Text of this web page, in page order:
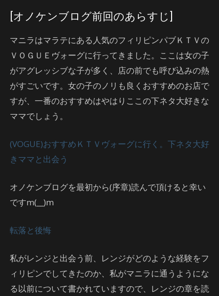
[オノケンブログ前回のあらすじ]
マニラはマラテにある人気のフィリピンパブＫＴＶの
ＶＯＧＵＥヴォーグに行ってきました。ここは女の子
がアグレッシブな子が多く、店の前でも呼び込みの熱
がすごいです。女の子のノリも良くおすすめのお店で
すが、一番のおすすめはやはりここの下ネタ大好きな
ママでしょう。
(VOGUE)おすすめＫＴＶヴォーグに行く。下ネタ大好
きママと出会う
オノケンブログを最初から(序章)読んで頂けると幸い
ですm(__)m
転落と後悔
私がレンジと出会う前、レンジがどのような経験をフ
ィリピンでしてきたのか、私がマニラに通うようにな
る以前について書かれていますので、レンジの章を読